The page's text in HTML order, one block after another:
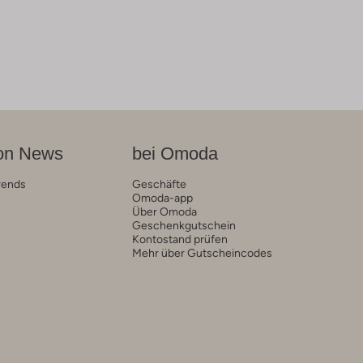
News bei Omoda
Geschäfte
Omoda-app
Über Omoda
Geschenkgutschein
Kontostand prüfen
Mehr über Gutscheincodes